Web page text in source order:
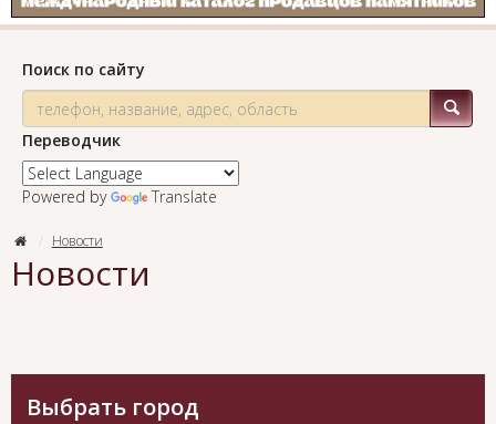
Поиск по сайту
Переводчик
Powered by Translate
Новости
Новости
Выбрать город